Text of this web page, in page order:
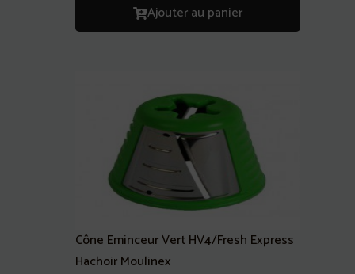
Ajouter au panier
Cône Eminceur Vert HV4/Fresh Express
Hachoir Moulinex